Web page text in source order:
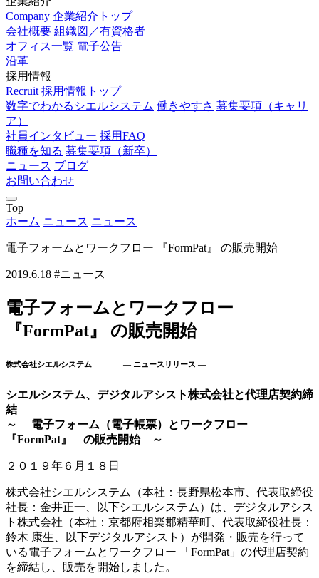
Company 企業紹介トップ
会社概要 組織図／有資格者
オフィス一覧 電子公告
沿革
採用情報
Recruit 採用情報トップ
数字でわかるシエルシステム 働きやすさ 募集要項（キャリ
ア）
社員インタビュー 採用FAQ
職種を知る 募集要項（新卒）
ニュース ブログ
お問い合わせ
Top
ホーム ニュース ニュース
電子フォームとワークフロー 『FormPat』 の販売開始
2019.6.18 #ニュース
電子フォームとワークフロー
『FormPat』 の販売開始
株式会社シエルシステム ― ニュースリリース ―
シエルシステム、デジタルアシスト株式会社と代理店契約締
結
～ 電子フォーム（電子帳票）とワークフロー
『FormPat』 の販売開始 ～
２０１９年６月１８日
株式会社シエルシステム（本社：長野県松本市、代表取締役
社長：金井正一、以下シエルシステム）は、デジタルアシス
ト株式会社（本社：京都府相楽郡精華町、代表取締役社長：
鈴木 康生、以下デジタルアシスト）が開発・販売を行って
いる電子フォームとワークフロー 「FormPat」の代理店契約
を締結し、販売を開始しました。